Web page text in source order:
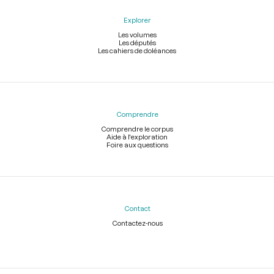
Explorer
Les volumes
Les députés
Les cahiers de doléances
Comprendre
Comprendre le corpus
Aide à l'exploration
Foire aux questions
Contact
Contactez-nous
Légal